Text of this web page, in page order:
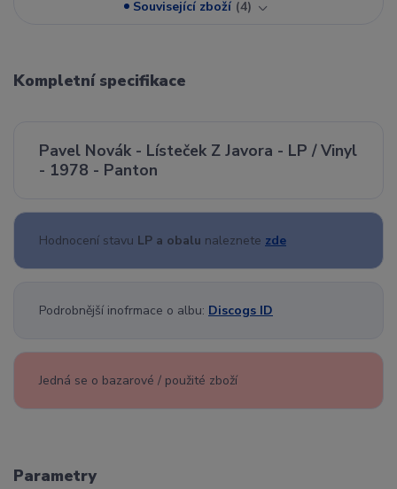
Související zboží 4
Kompletní specifikace
Pavel Novák - Lísteček Z Javora - LP / Vinyl
- 1978 - Panton
Hodnocení stavu LP a obalu naleznete zde
Podrobnější inofrmace o albu: Discogs ID
Jedná se o bazarové / použité zboží
Parametry